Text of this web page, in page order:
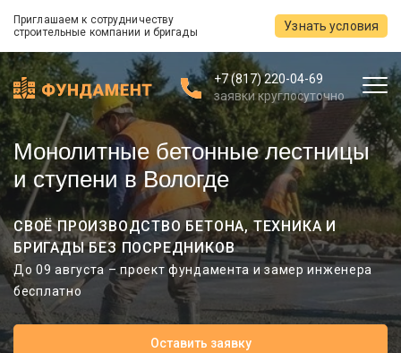
Приглашаем к сотрудничеству
строительные компании и бригады
Узнать условия
+7 (817) 220-04-69
заявки круглосуточно
Монолитные бетонные лестницы
и ступени в Вологде
СВОЁ ПРОИЗВОДСТВО БЕТОНА, ТЕХНИКА И
БРИГАДЫ БЕЗ ПОСРЕДНИКОВ
До 09 августа – проект фундамента и замер инженера
бесплатно
Оставить заявку